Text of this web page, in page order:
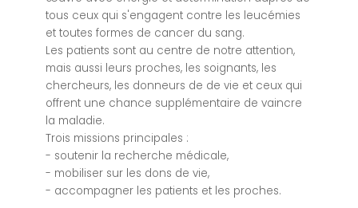
tous ceux qui s'engagent contre les leucémies
et toutes formes de cancer du sang.
Les patients sont au centre de notre attention,
mais aussi leurs proches, les soignants, les
chercheurs, les donneurs de de vie et ceux qui
offrent une chance supplémentaire de vaincre
la maladie.
Trois missions principales :
- soutenir la recherche médicale,
- mobiliser sur les dons de vie,
- accompagner les patients et les proches.